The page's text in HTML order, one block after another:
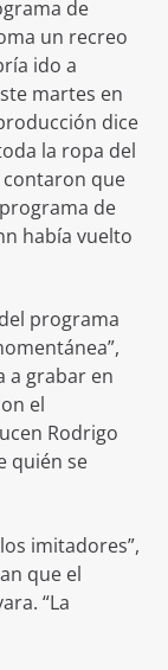
de
un recreo
ido a
martes en
dice
la ropa del
contaron que
de
había vuelto
programa
a grabar en
el
Rodrigo
quién se
imitadores”,
que el
“La